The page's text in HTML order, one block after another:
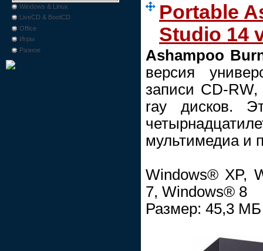
Windows & Linux
LiveCD & BootCD
Office
Игры
Разное
Portable
Studio 14
Ashampoo
версия
записи CD-
ray дисков.
мультимедиа и
Windows® XP,
7, Windows® 8
Размер: 45,3 МБ